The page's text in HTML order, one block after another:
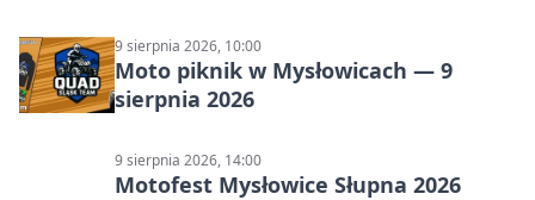
9 sierpnia 2026, 10:00
Moto piknik w Mysłowicach — 9
sierpnia 2026
9 sierpnia 2026, 14:00
Motofest Mysłowice Słupna 2026